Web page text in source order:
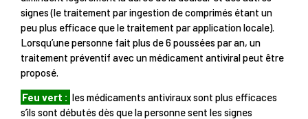
signes (le traitement par ingestion de comprimés étant un
peu plus efficace que le traitement par application locale).
Lorsqu’une personne fait plus de 6 poussées par an, un
traitement préventif avec un médicament antiviral peut être
proposé.
Feu vert : les médicaments antiviraux sont plus efficaces
s’ils sont débutés dès que la personne sent les signes